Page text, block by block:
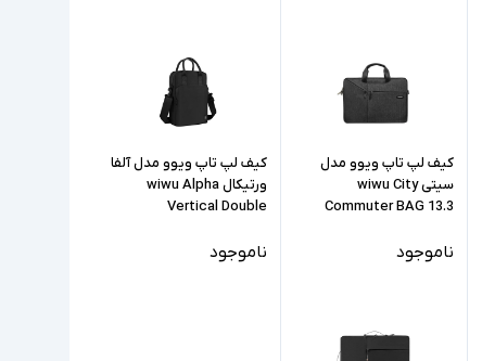
کیف لپ تاپ ویوو مدل
سیتی wiwu City
Commuter BAG 13.3
ناموجود
کیف لپ تاپ ویوو مدل آلفا
ورتیکال wiwu Alpha
Vertical Double
ناموجود